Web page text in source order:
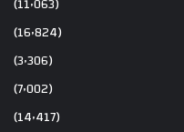
(16٬824)
(3٬306)
(7٬002)
(14٬417)